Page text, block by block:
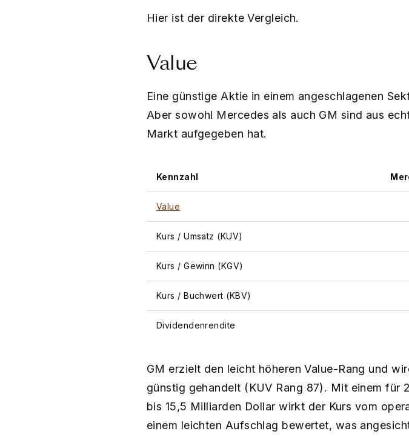
Hier ist der direkte Vergleich.
Value
Eine günstige Aktie in einem angeschlagenen
Aber sowohl Mercedes als auch GM sind aus
Markt aufgegeben hat.
Kennzahl
Value
Kurs / Umsatz (KUV)
Kurs / Gewinn (KGV)
Kurs / Buchwert (KBV)
Dividendenrendite
GM erzielt den leicht höheren Value-Rang und
günstig gehandelt (KUV Rang 87). Mit einem für
bis 15,5 Milliarden Dollar wirkt der Kurs vom
einem leichten Aufschlag bewertet, was